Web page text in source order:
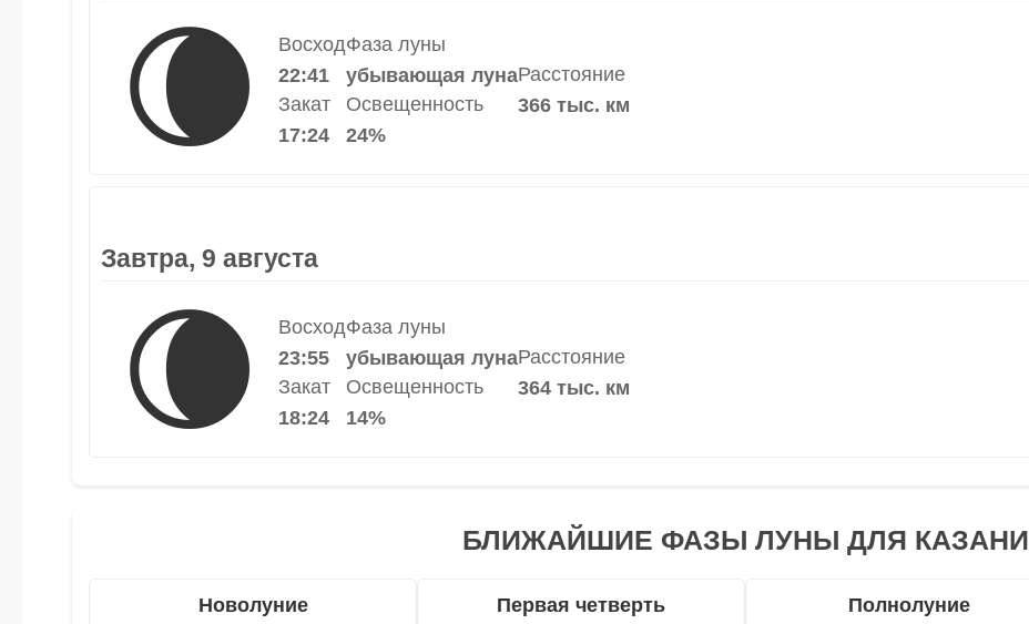
🌘
Восход
22:41
Закат
17:24
Фаза луны
убывающая луна
Освещенность
24%
Расстояние
366 тыс. км
Завтра, 9 августа
🌘
Восход
23:55
Закат
18:24
Фаза луны
убывающая луна
Освещенность
14%
Расстояние
364 тыс. км
БЛИЖАЙШИЕ ФАЗЫ ЛУНЫ ДЛЯ КАЗАНИ
Новолуние Первая четверть Полнолуние